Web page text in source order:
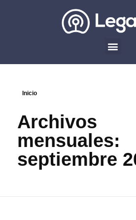
Inicio
Archivos
mensuales:
septiembre